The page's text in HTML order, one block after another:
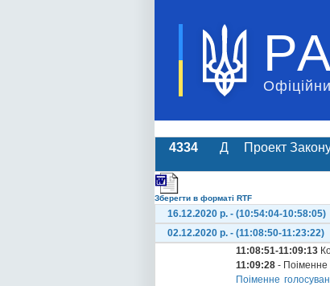
4334 Д
Проект
Зберегти в форматі RTF
16.12.2020 р. - (10:54:04-10:58:05)
02.12.2020 р. - (11:08:50-11:23:22)
11:08:51-11:09:13
11:09:28 - Поіменне
Поіменне